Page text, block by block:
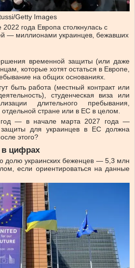
Getty Images
2022 года Европа столкнулась с
— миллионами украинцев, бежавших
временной защиты (или даже
которые хотят остаться в Европе,
на общих основаниях.
быть работа (местный контракт или
студенческая виза или
длительного пребывания,
стране или в ЕС в целом.
год — в начале марта 2027 года —
для украинцев в ЕС должна
этого?
в цифрах
долю украинских беженцев — 5,3 млн
если ориентироваться на данные